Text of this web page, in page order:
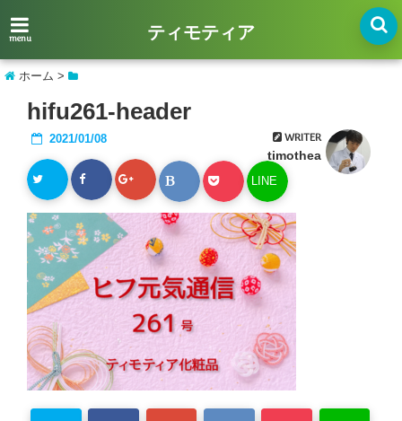
menu ティモティア
ホーム >
hifu261-header
2021/01/08 WRITER
timothea
LINE